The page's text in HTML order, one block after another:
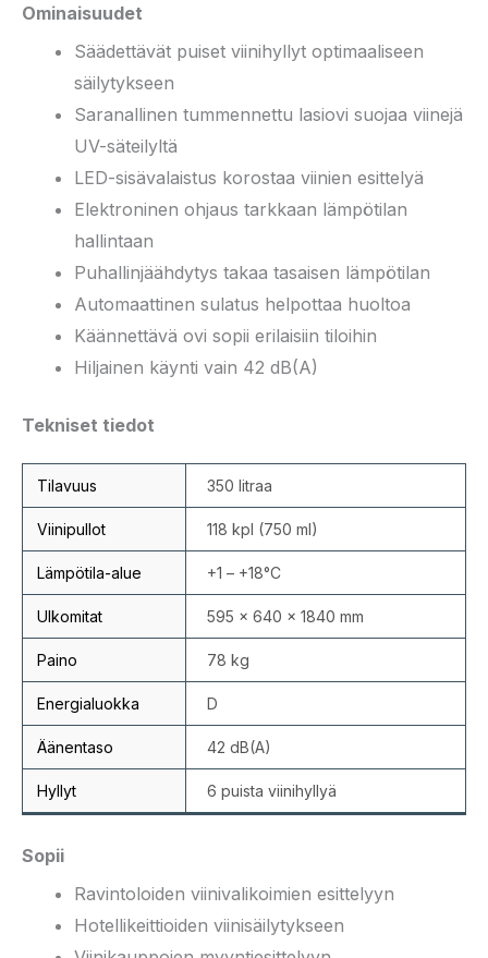
Ominaisuudet
Säädettävät puiset viinihyllyt optimaaliseen
säilytykseen
Saranallinen tummennettu lasiovi suojaa viinejä
UV-säteilyltä
LED-sisävalaistus korostaa viinien esittelyä
Elektroninen ohjaus tarkkaan lämpötilan
hallintaan
Puhallinjäähdytys takaa tasaisen lämpötilan
Automaattinen sulatus helpottaa huoltoa
Käännettävä ovi sopii erilaisiin tiloihin
Hiljainen käynti vain 42 dB(A)
Tekniset tiedot
Tilavuus 350 litraa
Viinipullot 118 kpl (750 ml)
Lämpötila-alue +1 – +18°C
Ulkomitat 595 × 640 × 1840 mm
Paino 78 kg
Energialuokka D
Äänentaso 42 dB(A)
Hyllyt 6 puista viinihyllyä
Sopii
Ravintoloiden viinivalikoimien esittelyyn
Hotellikeittioiden viinisäilytykseen